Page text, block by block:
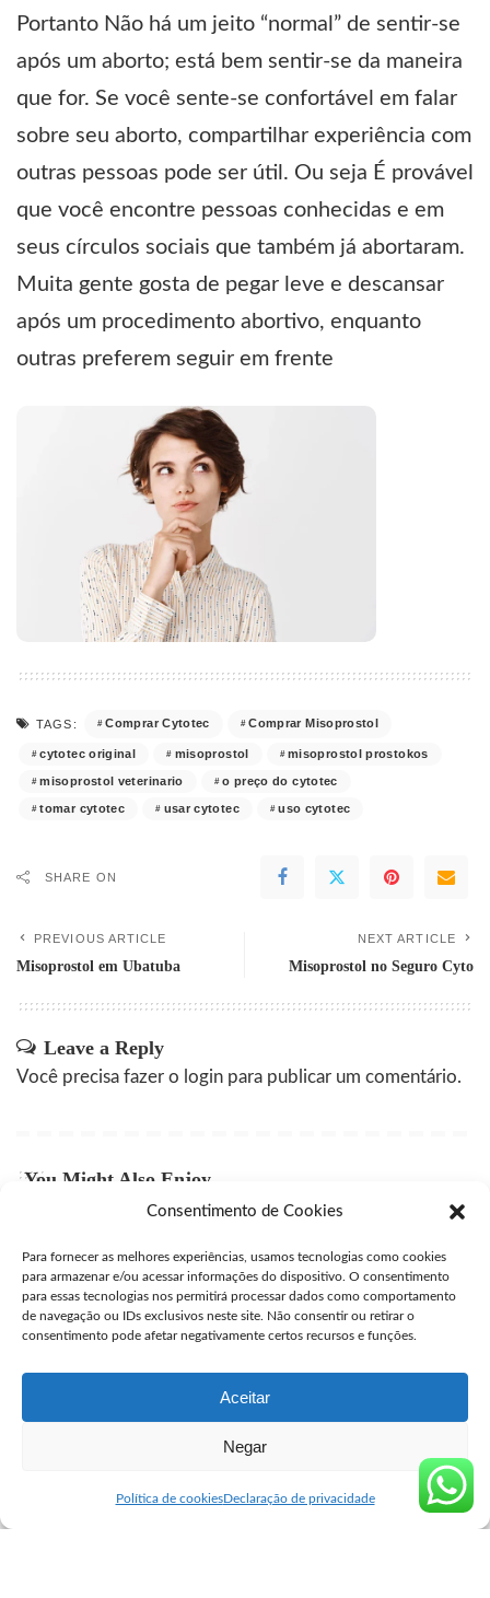
Consentimento de Cookies
Para fornecer as melhores experiências, usamos tecnologias como cookies
para armazenar e/ou acessar informações do dispositivo. O consentimento
para essas tecnologias nos permitirá processar dados como comportamento
de navegação ou IDs exclusivos neste site. Não consentir ou retirar o
consentimento pode afetar negativamente certos recursos e funções.
Aceitar
Negar
Política de cookiesDeclaração de privacidade
Portanto Não há um jeito “normal” de sentir-se
após um aborto; está bem sentir-se da maneira
que for. Se você sente-se confortável em falar
sobre seu aborto, compartilhar experiência com
outras pessoas pode ser útil. Ou seja É provável
que você encontre pessoas conhecidas e em
seus círculos sociais que também já abortaram.
Muita gente gosta de pegar leve e descansar
após um procedimento abortivo, enquanto
outras preferem seguir em frente
TAGS: Comprar Cytotec Comprar Misoprostol
cytotec original misoprostol misoprostol prostokos
misoprostol veterinario o preço do cytotec
tomar cytotec usar cytotec uso cytotec
SHARE ON
PREVIOUS ARTICLE
Misoprostol em Ubatuba
NEXT ARTICLE
Misoprostol no Seguro Cyto
Leave a Reply
Você precisa fazer o login para publicar um comentário.
You Might Also Enjoy
by
user julho 24, 2026
Comprar Misoprostol Original São Gonçalo
by
user julho 24, 2026
Venda de Misoprostol